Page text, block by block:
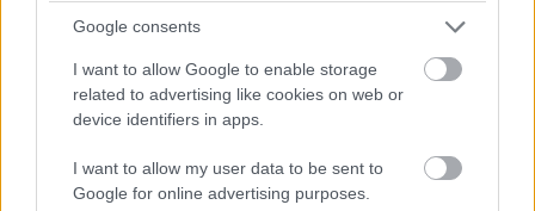
Google consents
I want to allow Google to enable storage
related to advertising like cookies on web or
device identifiers in apps.
I want to allow my user data to be sent to
Google for online advertising purposes.
Edition GPU is befért. Ezt a sorozatot a világ jelenlegi
rosszak: 1,33 milliméteres billentyűút a kényelmes
gépelésért, 20 százalékkal megnövelt üveg tapipad, USB-
A és USB-C portok, gyorstöltés, amivel egy óra alatt 80
százalékra pumpálhatjuk fel az akkut, fejlesztett
webkamera, OmniSonic hangszórók, valamint dupla